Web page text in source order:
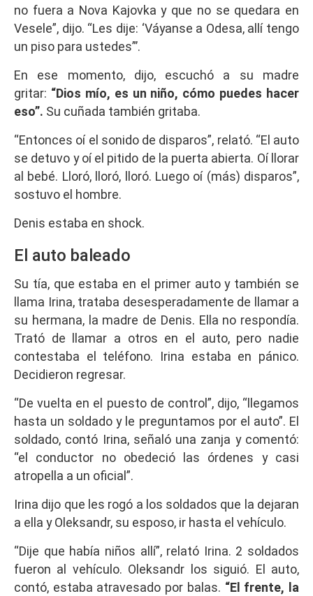
no fuera a Nova Kajovka y que no se quedara en
Vesele”, dijo. “Les dije: ‘Váyanse a Odesa, allí tengo
un piso para ustedes”’.
En ese momento, dijo, escuchó a su madre
gritar: “Dios mío, es un niño, cómo puedes hacer
eso”. Su cuñada también gritaba.
“Entonces oí el sonido de disparos”, relató. “El auto
se detuvo y oí el pitido de la puerta abierta. Oí llorar
al bebé. Lloró, lloró, lloró. Luego oí (más) disparos”,
sostuvo el hombre.
Denis estaba en shock.
El auto baleado
Su tía, que estaba en el primer auto y también se
llama Irina, trataba desesperadamente de llamar a
su hermana, la madre de Denis. Ella no respondía.
Trató de llamar a otros en el auto, pero nadie
contestaba el teléfono. Irina estaba en pánico.
Decidieron regresar.
“De vuelta en el puesto de control”, dijo, “llegamos
hasta un soldado y le preguntamos por el auto”. El
soldado, contó Irina, señaló una zanja y comentó:
“el conductor no obedeció las órdenes y casi
atropella a un oficial”.
Irina dijo que les rogó a los soldados que la dejaran
a ella y Oleksandr, su esposo, ir hasta el vehículo.
“Dije que había niños allí”, relató Irina. 2 soldados
fueron al vehículo. Oleksandr los siguió. El auto,
contó, estaba atravesado por balas. “El frente, la